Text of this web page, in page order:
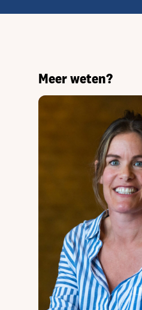
Meer weten?